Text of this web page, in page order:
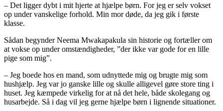
– Det ligger dybt i mit hjerte at hjælpe børn. For jeg er selv vokset
op under vanskelige forhold. Min mor døde, da jeg gik i første
klasse.
Sådan begynder Neema Mwakapakula sin historie og fortæller om
at vokse op under omstændigheder, ”der ikke var gode for en lille
pige som mig”.
– Jeg boede hos en mand, som udnyttede mig og brugte mig som
hushjælp. Jeg var jo ganske lille og skulle alligevel gøre store ting i
huset. Jeg kæmpede virkelig for at nå det hele, både skolegang og
husarbejde. Så i dag vil jeg gerne hjælpe børn i lignende situationer.